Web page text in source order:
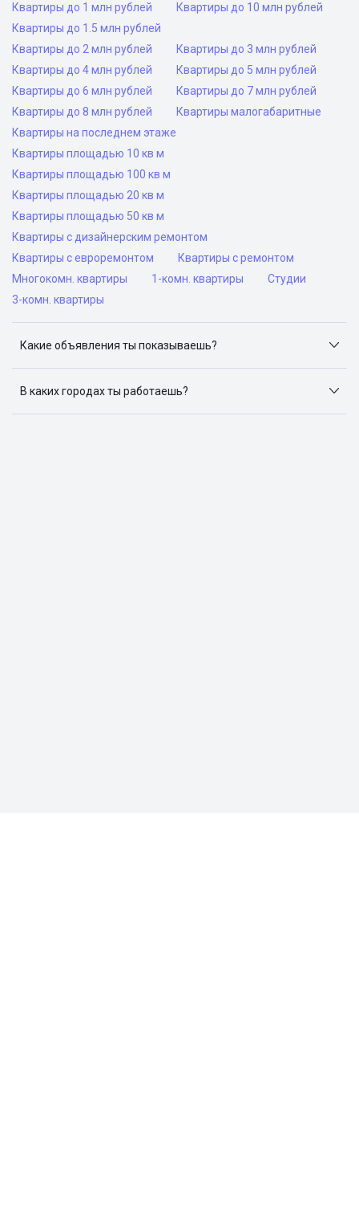
Квартиры до 1 млн рублей
Квартиры до 10 млн рублей
Квартиры до 1.5 млн рублей
Квартиры до 2 млн рублей
Квартиры до 3 млн рублей
Квартиры до 4 млн рублей
Квартиры до 5 млн рублей
Квартиры до 6 млн рублей
Квартиры до 7 млн рублей
Квартиры до 8 млн рублей
Квартиры малогабаритные
Квартиры на последнем этаже
Квартиры площадью 10 кв м
Квартиры площадью 100 кв м
Квартиры площадью 20 кв м
Квартиры площадью 50 кв м
Квартиры с дизайнерским ремонтом
Квартиры с евроремонтом
Квартиры с ремонтом
Многокомн. квартиры
1-комн. квартиры
Студии
3-комн. квартиры
Какие объявления ты показываешь?
объявлений: ЦИАН, Домклик, Яндекс.Недвижимость,
Авито, Самолет.Плюс.
В каких городах ты работаешь?